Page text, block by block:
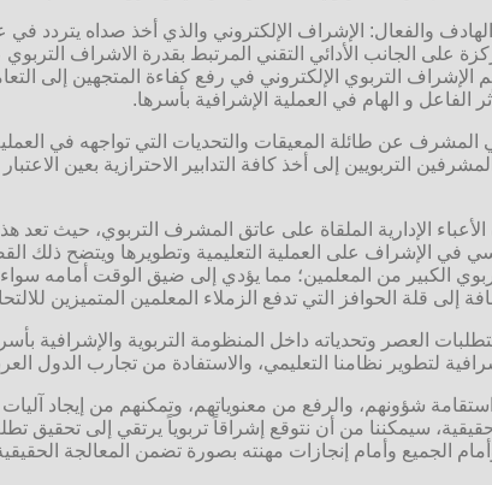
والفعال: الإشراف الإلكتروني والذي أخذ صداه يتردد
الجانب الأدائي التقني المرتبط بقدرة الاشراف
الإشراف التربوي الإلكتروني في رفع كفاءة المتجهين إلى
الفاعل و الهام في العملية الإشرافية بأسرها.
عن طائلة المعيقات والتحديات التي تواجهه في
التربويين إلى أخذ كافة التدابير الاحترازية بعين
الإدارية الملقاة على عاتق المشرف التربوي، حيث
في الإشراف على العملية التعليمية وتطويرها ويتضح ذلك
من المعلمين؛ مما يؤدي إلى ضيق الوقت أمامه سواء
قلة الحوافز التي تدفع الزملاء المعلمين المتميزين
العصر وتحدياته داخل المنظومة التربوية والإشرافية
لتطوير نظامنا التعليمي، والاستفادة من تجارب الدول
شؤونهم، والرفع من معنوياتهم، وتمكنهم من إيجاد
سيمكننا من أن نتوقع إشراقاً تربوياً يرتقي إلى
الجميع وأمام إنجازات مهنته بصورة تضمن المعالجة